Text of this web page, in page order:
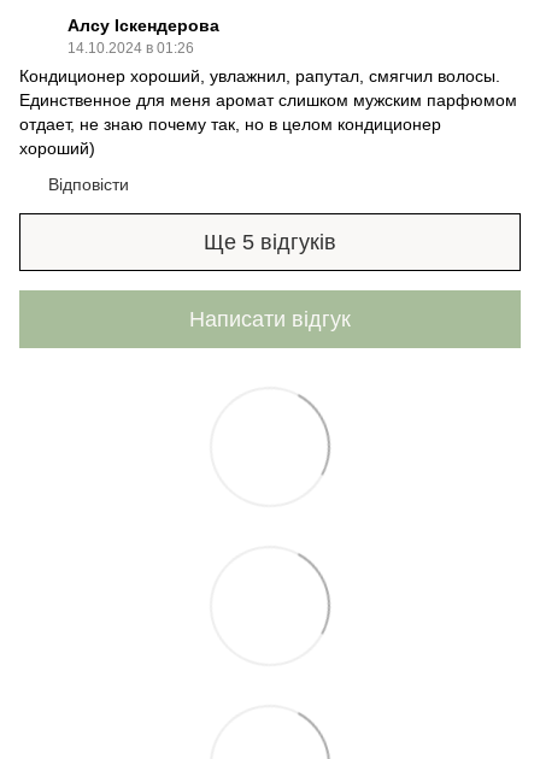
Алсу Іскендерова
14.10.2024 в 01:26
Кондиционер хороший, увлажнил, рапутал, смягчил волосы.
Единственное для меня аромат слишком мужским парфюмом
отдает, не знаю почему так, но в целом кондиционер
хороший)
Відповісти
Ще 5 відгуків
Написати відгук